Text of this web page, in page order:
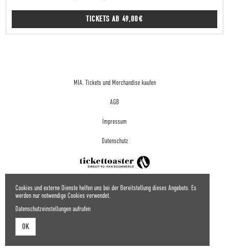
TICKETS AB 49,00 €
MIA. Tickets und Merchandise kaufen
AGB
Impressum
Datenschutz
Cookies und externe Dienste helfen uns bei der Bereitstellung dieses Angebots. Es
werden nur notwendige Cookies verwendet.
Datenschutzeinstellungen aufrufen
OK